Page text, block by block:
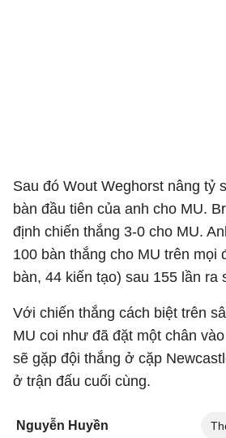
Sau đó Wout Weghorst nâng tỷ
bàn đầu tiên của anh cho MU.
định chiến thắng 3-0 cho MU.
100 bàn thắng cho MU trên mọi
bàn, 44 kiến tạo) sau 155 lần ra
Với chiến thắng cách biệt trên
MU coi như đã đặt một chân
sẽ gặp đội thắng ở cặp
ở trận đấu cuối cùng.
Nguyễn Huyền